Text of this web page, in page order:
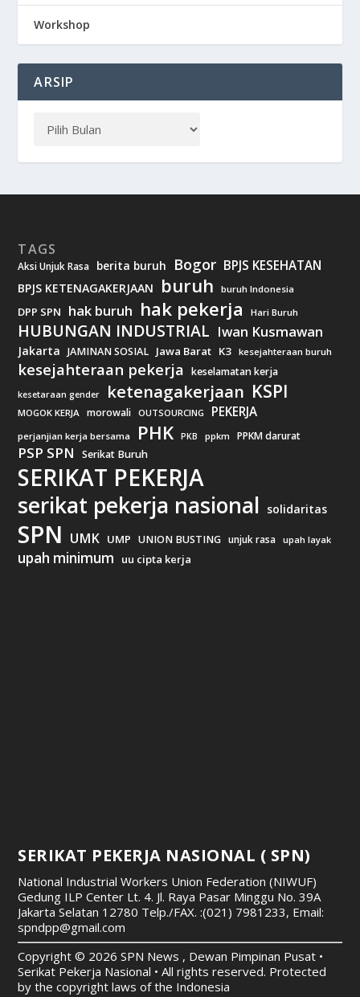
Workshop
ARSIP
TAGS
Aksi Unjuk Rasa berita buruh Bogor BPJS KESEHATAN
BPJS KETENAGAKERJAAN buruh buruh Indonesia
DPP SPN hak buruh hak pekerja Hari Buruh
HUBUNGAN INDUSTRIAL Iwan Kusmawan
Jakarta JAMINAN SOSIAL Jawa Barat K3 kesejahteraan buruh
kesejahteraan pekerja keselamatan kerja
kesetaraan gender ketenagakerjaan KSPI
MOGOK KERJA morowali OUTSOURCING PEKERJA
perjanjian kerja bersama PHK PKB ppkm PPKM darurat
PSP SPN Serikat Buruh
SERIKAT PEKERJA
serikat pekerja nasional solidaritas
SPN UMK UMP UNION BUSTING unjuk rasa upah layak
upah minimum uu cipta kerja
SERIKAT PEKERJA NASIONAL ( SPN)
National Industrial Workers Union Federation (NIWUF)
Gedung ILP Center Lt. 4. Jl. Raya Pasar Minggu No. 39A
Jakarta Selatan 12780 Telp./FAX. :(021) 7981233, Email:
spndpp@gmail.com
Copyright © 2026 SPN News , Dewan Pimpinan Pusat •
Serikat Pekerja Nasional • All rights reserved. Protected
by the copyright laws of the Indonesia